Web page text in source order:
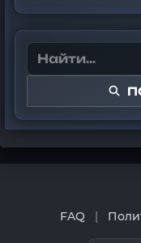
FAQ |